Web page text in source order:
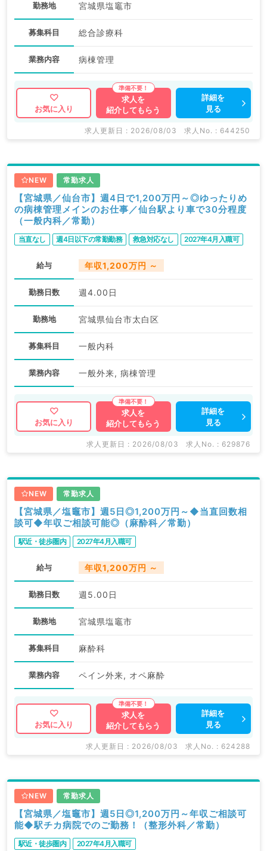
勤務地 宮城県塩竈市
募集科目 総合診療科
業務内容 病棟管理
お気に入り
求人を
紹介してもらう
詳細を
見る
求人更新日 : 2026/08/03 求人No. : 644250
NEW 常勤求人
【宮城県／仙台市】週4日で1,200万円～◎ゆったりめ
の病棟管理メインのお仕事／仙台駅より車で30分程度
（一般内科／常勤）
当直なし 週4日以下の常勤勤務 救急対応なし 2027年4月入職可
給与 年収1,200万円 ～
勤務日数 週4.00日
勤務地 宮城県仙台市太白区
募集科目 一般内科
業務内容 一般外来, 病棟管理
お気に入り
求人を
紹介してもらう
詳細を
見る
求人更新日 : 2026/08/03 求人No. : 629876
NEW 常勤求人
【宮城県／塩竈市】週5日◎1,200万円～◆当直回数相
談可◆年収ご相談可能◎（麻酔科／常勤）
駅近・徒歩圏内 2027年4月入職可
給与 年収1,200万円 ～
勤務日数 週5.00日
勤務地 宮城県塩竈市
募集科目 麻酔科
業務内容 ペイン外来, オペ麻酔
お気に入り
求人を
紹介してもらう
詳細を
見る
求人更新日 : 2026/08/03 求人No. : 624288
NEW 常勤求人
【宮城県／塩竈市】週5日◎1,200万円～年収ご相談可
能◆駅チカ病院でのご勤務！（整形外科／常勤）
駅近・徒歩圏内 2027年4月入職可